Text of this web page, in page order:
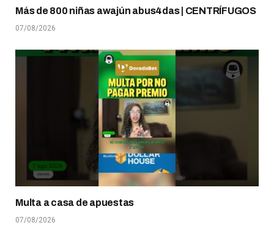
Más de 800 niñas awajún abus4das | CENTRÍFUGOS
07/08/2026
Multa a casa de apuestas
07/08/2026